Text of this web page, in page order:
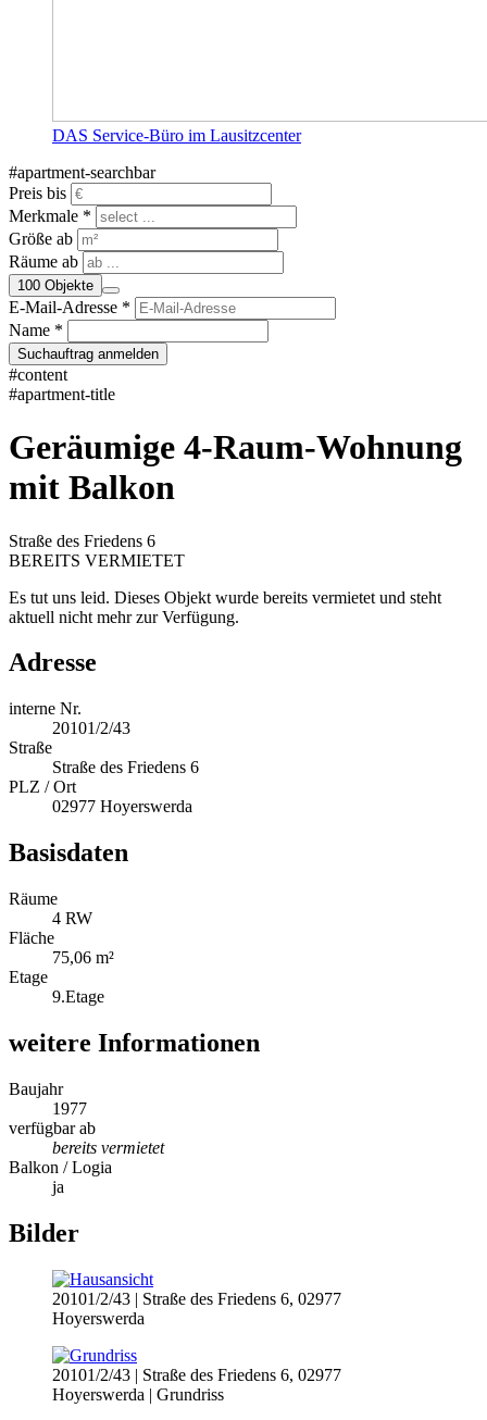
DAS Service-Büro im Lausitzcenter
#apartment-searchbar
Preis bis
Merkmale *
Größe ab
Räume ab
100 Objekte
E-Mail-Adresse *
Name *
Suchauftrag anmelden
#content
#apartment-title
Geräumige 4-Raum-Wohnung
mit Balkon
Straße des Friedens 6
BEREITS VERMIETET
Es tut uns leid. Dieses Objekt wurde bereits vermietet und steht
aktuell nicht mehr zur Verfügung.
Adresse
interne Nr.
20101/2/43
Straße
Straße des Friedens 6
PLZ / Ort
02977 Hoyerswerda
Basisdaten
Räume
4 RW
Fläche
75,06 m²
Etage
9.Etage
weitere Informationen
Baujahr
1977
verfügbar ab
bereits vermietet
Balkon / Logia
ja
Bilder
20101/2/43 | Straße des Friedens 6, 02977
Hoyerswerda
20101/2/43 | Straße des Friedens 6, 02977
Hoyerswerda | Grundriss